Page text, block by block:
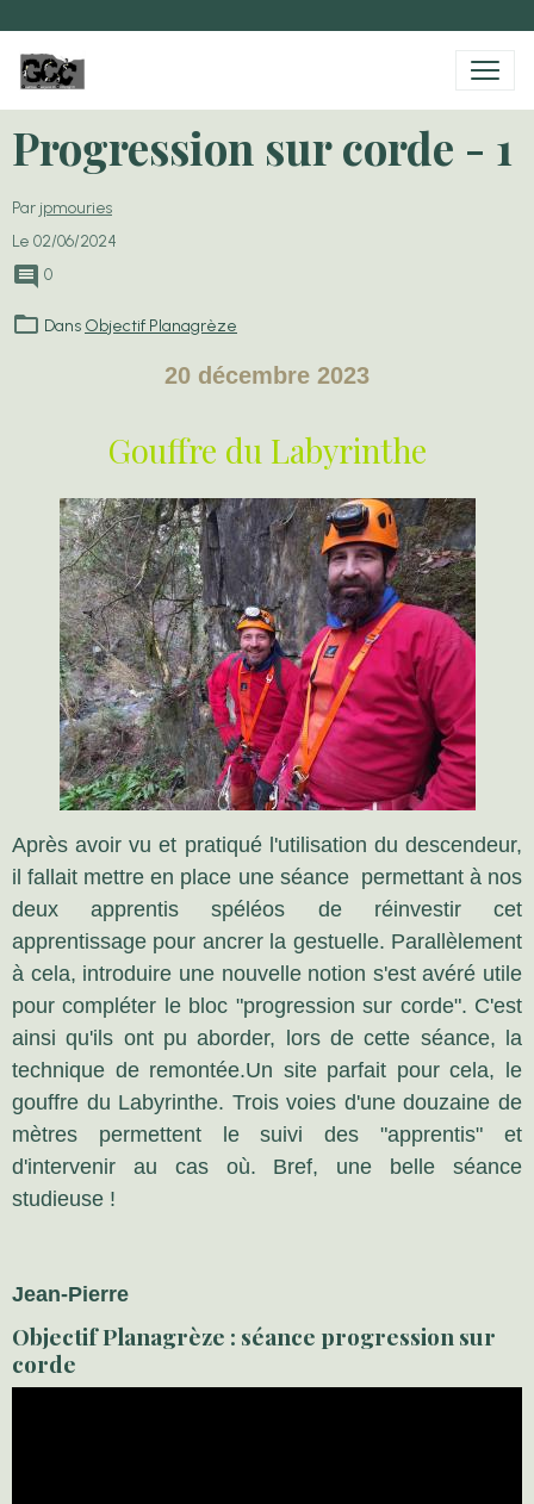
Progression sur corde - 1
Par jpmouries
Le 02/06/2024
0
Dans Objectif Planagrèze
20 décembre 2023
Gouffre du Labyrinthe
Après avoir vu et pratiqué l'utilisation du descendeur,
il fallait mettre en place une séance permettant à nos
deux apprentis spéléos de réinvestir cet
apprentissage pour ancrer la gestuelle. Parallèlement
à cela, introduire une nouvelle notion s'est avéré utile
pour compléter le bloc "progression sur corde". C'est
ainsi qu'ils ont pu aborder, lors de cette séance, la
technique de remontée.Un site parfait pour cela, le
gouffre du Labyrinthe. Trois voies d'une douzaine de
mètres permettent le suivi des "apprentis" et
d'intervenir au cas où. Bref, une belle séance
studieuse !
Jean-Pierre
Objectif Planagrèze : séance progression sur
corde